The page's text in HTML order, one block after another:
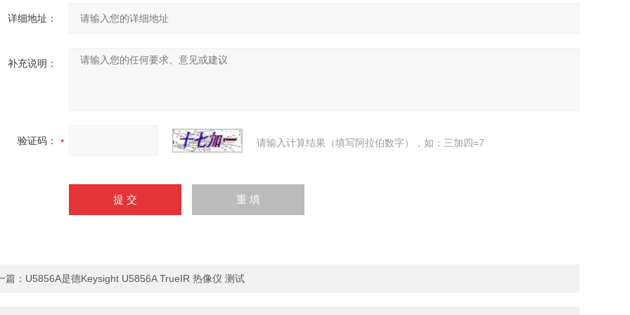
详细地址：
补充说明：
验证码： 请输入计算结果（填写阿拉伯数字），如：三加四=7
篇： U5856A是德Keysight U5856A TrueIR 热像仪 测试